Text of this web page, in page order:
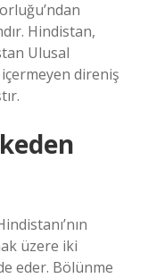
Hindistan,
Ulusal
direniş
üzere iki
eder. Bölünme